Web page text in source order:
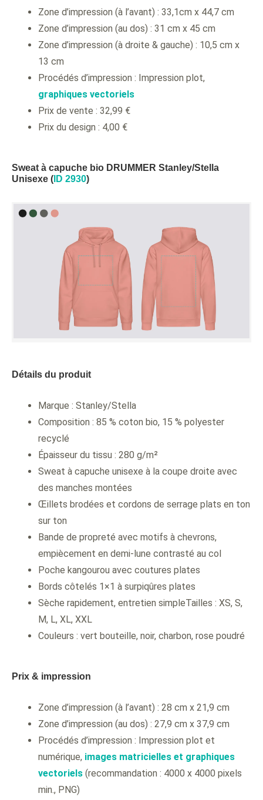
Zone d’impression (à l’avant) : 33,1cm x 44,7 cm
Zone d’impression (au dos) : 31 cm x 45 cm
Zone d’impression (à droite & gauche) : 10,5 cm x
13 cm
Procédés d’impression : Impression plot,
graphiques vectoriels
Prix de vente : 32,99 €
Prix du design : 4,00 €
Sweat à capuche bio DRUMMER Stanley/Stella
Unisexe ( ID 2930)
Détails du produit
Marque : Stanley/Stella
Composition : 85 % coton bio, 15 % polyester
recyclé
Épaisseur du tissu : 280 g/m²
Sweat à capuche unisexe à la coupe droite avec
des manches montées
Œillets brodées et cordons de serrage plats en ton
sur ton
Bande de propreté avec motifs à chevrons,
empiècement en demi-lune contrasté au col
Poche kangourou avec coutures plates
Bords côtelés 1×1 à surpiqûres plates
Sèche rapidement, entretien simpleTailles : XS, S,
M, L, XL, XXL
Couleurs : vert bouteille, noir, charbon, rose poudré
Prix & impression
Zone d’impression (à l’avant) : 28 cm x 21,9 cm
Zone d’impression (au dos) : 27,9 cm x 37,9 cm
Procédés d’impression : Impression plot et
numérique, images matricielles et graphiques
vectoriels (recommandation : 4000 x 4000 pixels
min., PNG)